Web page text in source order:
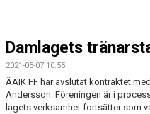
MATCHER
Damlagets
2021-05-07 10:55
ÄAIK FF har avslutat kontraktet
Andersson. Föreningen är i
lagets verksamhet fortsätter som